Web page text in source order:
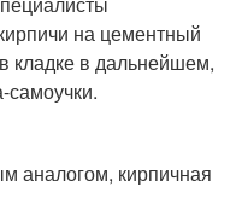
на цементный
кладке в дальнейшем,
самоучки.
аналогом, кирпичная